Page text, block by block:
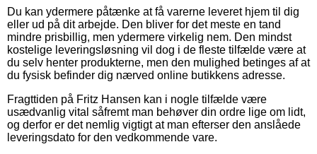
Du kan ydermere påtænke at få varerne leveret hjem til dig
eller ud på dit arbejde. Den bliver for det meste en tand
mindre prisbillig, men ydermere virkelig nem. Den mindst
kostelige leveringsløsning vil dog i de fleste tilfælde være at
du selv henter produkterne, men den mulighed betinges af at
du fysisk befinder dig nærved online butikkens adresse.
Fragttiden på Fritz Hansen kan i nogle tilfælde være
usædvanlig vital såfremt man behøver din ordre lige om lidt,
og derfor er det nemlig vigtigt at man efterser den anslåede
leveringsdato for den vedkommende vare.